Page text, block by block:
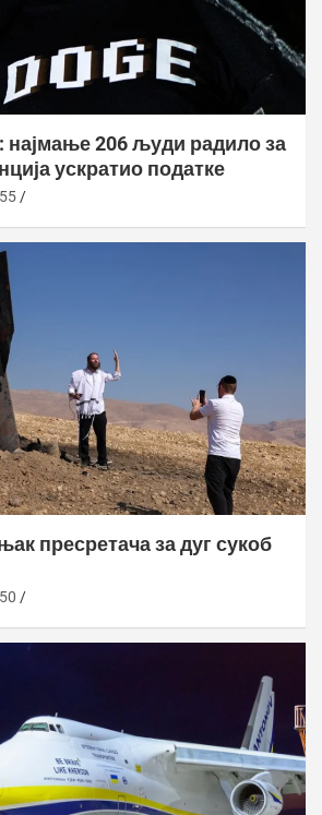
најмање 206 људи радило за
ускратио податке
пресретача за дуг сукоб